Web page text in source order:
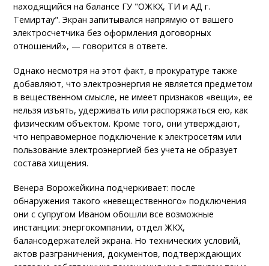
находящийся на балансе ГУ "ОЖКХ, ТИ и АД г.
Темиртау". Экран запитывался напрямую от вашего
электросчетчика без оформления договорных
отношений», — говорится в ответе.
Однако несмотря на этот факт, в прокуратуре также
добавляют, что электроэнергия не является предметом
в вещественном смысле, не имеет признаков «вещи», ее
нельзя изъять, удерживать или распоряжаться ею, как
физическим объектом. Кроме того, они утверждают,
что неправомерное подключение к электросетям или
пользование электроэнергией без учета не образует
состава хищения.
Венера Ворожейкина подчеркивает: после
обнаружения такого «невещественного» подключения
они с супругом Иваном обошли все возможные
инстанции: энергокомпании, отдел ЖКХ,
балансодержателей экрана. Но технических условий,
актов разграничения, документов, подтверждающих